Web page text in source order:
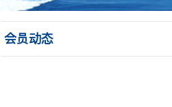
会员动态